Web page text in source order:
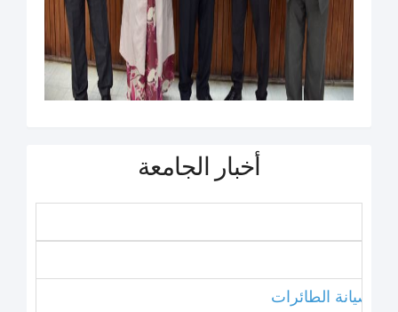
أخبار الجامعة
صيانة الطائرات